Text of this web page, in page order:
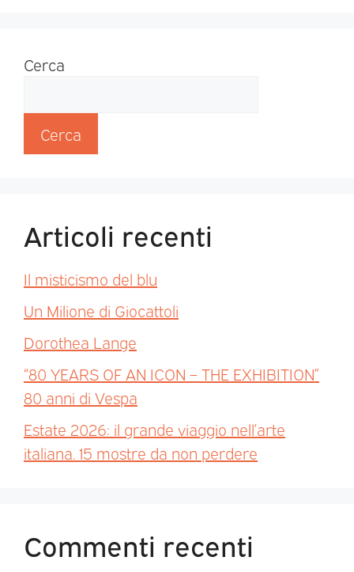
Cerca
Cerca
Articoli recenti
Il misticismo del blu
Un Milione di Giocattoli
Dorothea Lange
“80 YEARS OF AN ICON – THE EXHIBITION”
80 anni di Vespa
Estate 2026: il grande viaggio nell’arte
italiana. 15 mostre da non perdere
Commenti recenti